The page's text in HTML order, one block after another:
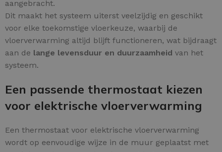
aangebracht.
Dit maakt het systeem uiterst veelzijdig en geschikt
voor elke toekomstige vloerkeuze, waarbij de
vloerverwarming altijd blijft functioneren, wat bijdraagt
aan de lange levensduur en duurzaamheid van het
systeem.
Een passende thermostaat kiezen
voor elektrische vloerverwarming
Een thermostaat voor elektrische vloerverwarming
wordt op eenvoudige wijze in de muur geplaatst met